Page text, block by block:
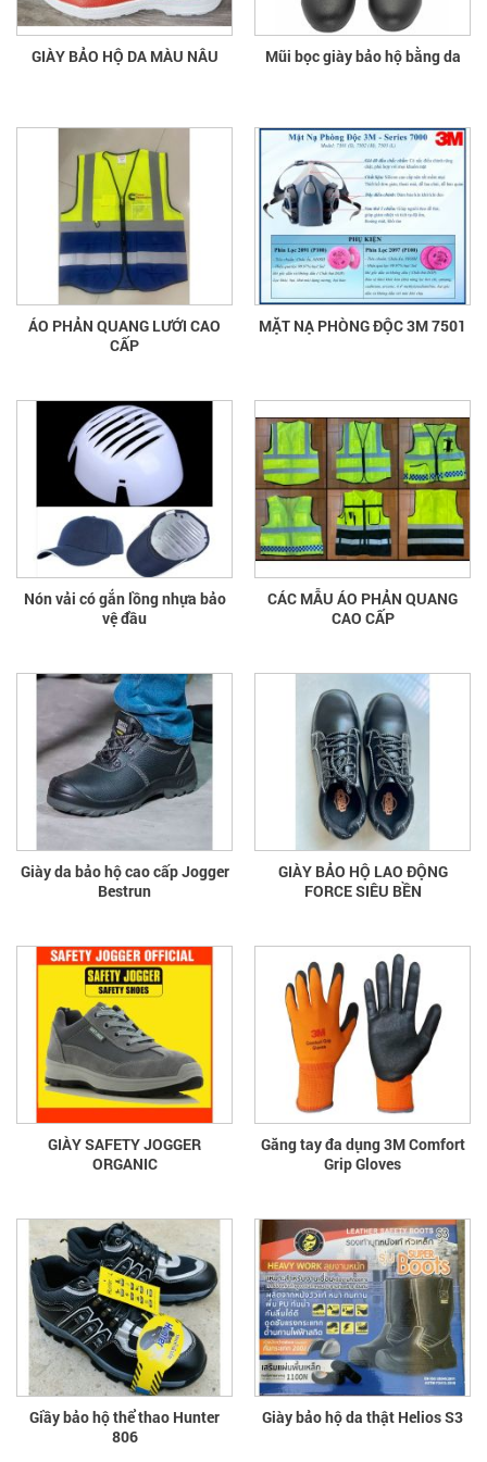
GIÀY BẢO HỘ DA MÀU NÂU Mũi bọc giày bảo hộ bằng da
ÁO PHẢN QUANG LƯỚI CAO
CẤP
MẶT NẠ PHÒNG ĐỘC 3M 7501
Nón vải có gắn lồng nhựa bảo
vệ đầu
CÁC MẪU ÁO PHẢN QUANG
CAO CẤP
Giày da bảo hộ cao cấp Jogger
Bestrun
GIÀY BẢO HỘ LAO ĐỘNG
FORCE SIÊU BỀN
GIÀY SAFETY JOGGER
ORGANIC
Găng tay đa dụng 3M Comfort
Grip Gloves
Giầy bảo hộ thể thao Hunter
806
Giày bảo hộ da thật Helios S3